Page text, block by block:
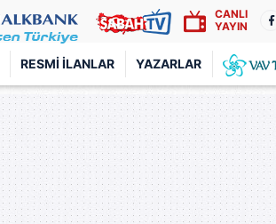
CANLI
YAYIN
RESMI İLANLAR YAZARLAR